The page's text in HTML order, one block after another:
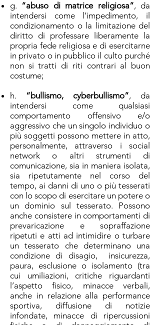
g. “abuso di matrice religiosa”, da
intendersi come l’impedimento, il
condizionamento o la limitazione del
diritto di professare liberamente la
propria fede religiosa e di esercitarne
in privato o in pubblico il culto purché
non si tratti di riti contrari al buon
costume;
h. “bullismo, cyberbullismo”, da
intendersi come qualsiasi
comportamento offensivo e/o
aggressivo che un singolo individuo o
più soggetti possono mettere in atto,
personalmente, attraverso i social
network o altri strumenti di
comunicazione, sia in maniera isolata,
sia ripetutamente nel corso del
tempo, ai danni di uno o più tesserati
con lo scopo di esercitare un potere o
un dominio sul tesserato. Possono
anche consistere in comportamenti di
prevaricazione e sopraffazione
ripetuti e atti ad intimidire o turbare
un tesserato che determinano una
condizione di disagio,
insicurezza,
paura, esclusione o isolamento (tra
cui umiliazioni, critiche riguardanti
l’aspetto fisico, minacce verbali,
anche in relazione alla performance
sportiva, diffusione di notizie
infondate, minacce di ripercussioni